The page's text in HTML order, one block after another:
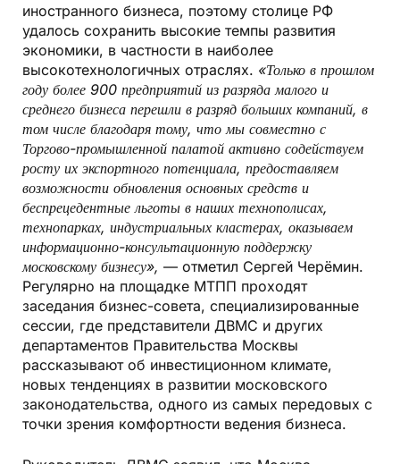
иностранного бизнеса, поэтому столице РФ
удалось сохранить высокие темпы развития
экономики, в частности в наиболее
высокотехнологичных отраслях. «Только в прошлом
году более 900 предприятий из разряда малого и
среднего бизнеса перешли в разряд больших компаний, в
том числе благодаря тому, что мы совместно с
Торгово-промышленной палатой активно содействуем
росту их экспортного потенциала, предоставляем
возможности обновления основных средств и
беспрецедентные льготы в наших технополисах,
технопарках, индустриальных кластерах, оказываем
информационно-консультационную поддержку
московскому бизнесу», — отметил Сергей Черёмин.
Регулярно на площадке МТПП проходят
заседания бизнес-совета, специализированные
сессии, где представители ДВМС и других
департаментов Правительства Москвы
рассказывают об инвестиционном климате,
новых тенденциях в развитии московского
законодательства, одного из самых передовых с
точки зрения комфортности ведения бизнеса.